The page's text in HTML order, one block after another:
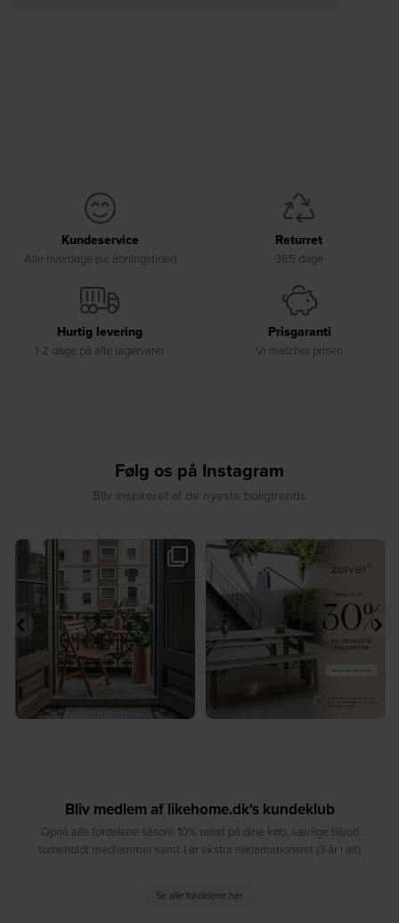
Kundeservice
Alle hverdage (se åbningstider)
Returret
365 dage
Hurtig levering
1-2 dage på alle lagervarer
Prisgaranti
Vi matcher prisen
Følg os på Instagram
Bliv inspireret af de nyeste boligtrends
🤍 Rå materialer møder tidløst design⁠
...
7 0
✨ Spar op til 30 % på udvalgte
produkter fra
2
Bliv medlem af likehome.dk's kundeklub
Opnå alle fordelene såsom 10% rabat på dine køb, særlige tilbud
forbeholdt medlemmer samt 1 år ekstra reklamationsret (3 år i alt)
Se alle fordelene her